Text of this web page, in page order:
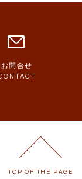
だいた個人情
たりいたしま
の限りではあ
前に機密保持
て開示する必要
ない状態に加工
お問合せ
TOP OF THE PAGE